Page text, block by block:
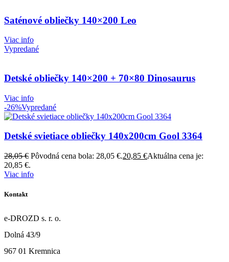
Saténové obliečky 140×200 Leo
Viac info
Vypredané
Detské obliečky 140×200 + 70×80 Dinosaurus
Viac info
-26%Vypredané
Detské svietiace obliečky 140x200cm Gool 3364
28,05€ Pôvodná cena bola: 28,05 €.20,85 €Aktuálna cena je:
20,85 €.
Viac info
Kontakt
e-DROZD s. r. o.
Dolná 43/9
967 01 Kremnica